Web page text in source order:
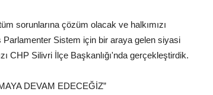
sorunlarına çözüm olacak ve halkımızı
Sistem için bir araya gelen siyasi
CHP Silivri İlçe Başkanlığı'nda gerçekleştirdik.
DEVAM EDECEĞİZ”